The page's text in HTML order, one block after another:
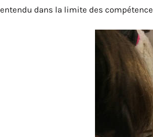
entendu dans la limite des